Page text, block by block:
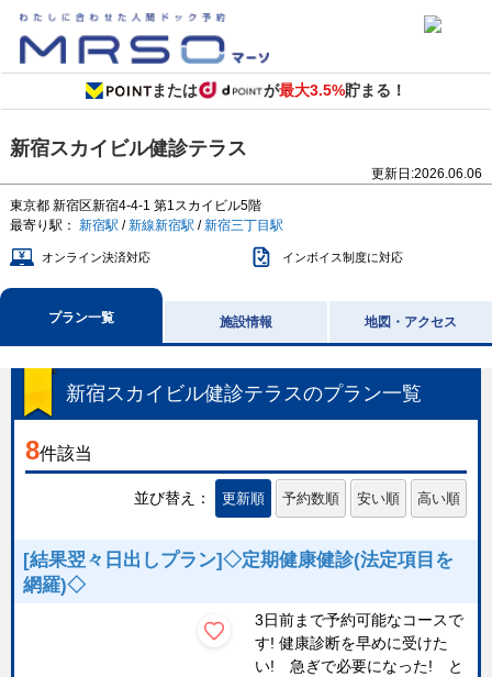
または が最大3.5%貯まる！
新宿スカイビル健診テラス
更新日:2026.06.06
東京都 新宿区新宿4-4-1 第1スカイビル5階
最寄り駅： 新宿駅 /新線新宿駅 /新宿三丁目駅
オンライン決済対応 インボイス制度に対応
プラン一覧 施設情報 地図・アクセス
新宿スカイビル健診テラスのプラン一覧
8件該当
並び替え： 更新順 予約数順 安い順 高い順
[結果翌々日出しプラン]◇定期健康健診(法定項目を
網羅)◇
3日前まで予約可能なコースで
す! 健康診断を早めに受けた
い! 急ぎで必要になった! と